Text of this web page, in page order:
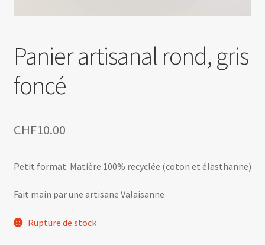
Panier artisanal rond, gris
foncé
CHF10.00
Petit format. Matière 100% recyclée (coton et élasthanne)
Fait main par une artisane Valaisanne
Rupture de stock